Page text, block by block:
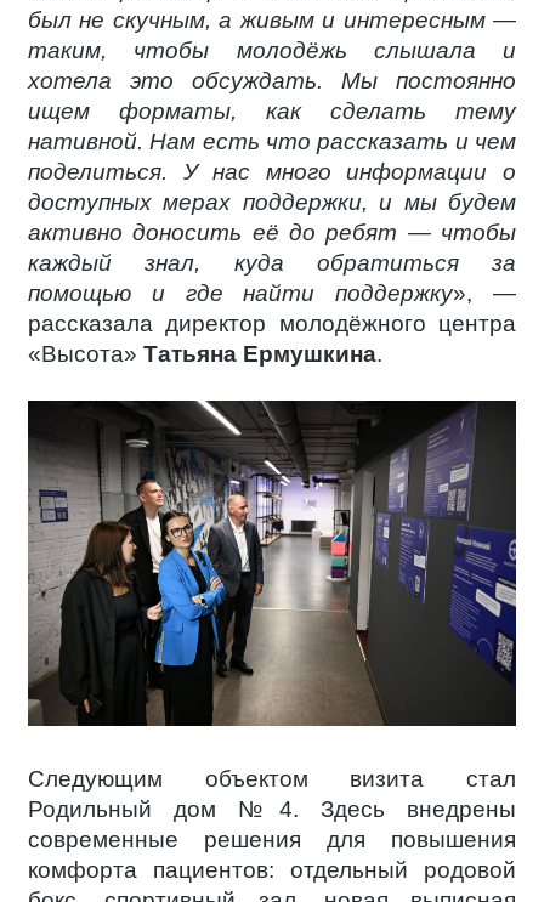
был не скучным, а живым и интересным —
таким, чтобы молодёжь слышала и
хотела это обсуждать. Мы постоянно
ищем форматы, как сделать тему
нативной. Нам есть что рассказать и чем
поделиться. У нас много информации о
доступных мерах поддержки, и мы будем
активно доносить её до ребят — чтобы
каждый знал, куда обратиться за
помощью и где найти поддержку», —
рассказала директор молодёжного центра
«Высота» Татьяна Ермушкина.
Следующим объектом визита стал
Родильный дом №4. Здесь внедрены
современные решения для повышения
комфорта пациентов: отдельный родовой